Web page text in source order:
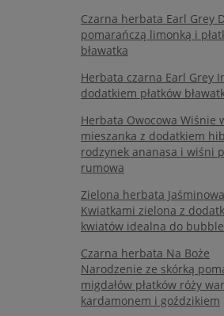
Czarna herbata Earl Grey
pomarańczą limonką i
bławatka
Herbata czarna Earl Grey
dodatkiem płatków
Herbata Owocowa Wiśnie
mieszanka z dodatkiem
rodzynek ananasa i wiśni
rumowa
Zielona herbata
Kwiatkami zielona z
kwiatów idealna do
Czarna herbata Na Boże
Narodzenie ze skórką
migdałów płatków róży
kardamonem i goździkiem